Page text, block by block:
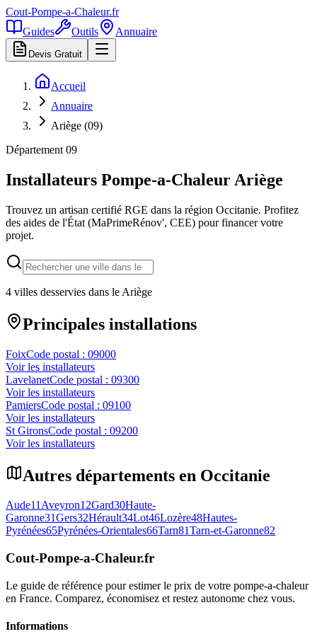
Cout-Pompe-a-Chaleur.fr
Guides
Outils Annuaire
Devis Gratuit
Accueil
Annuaire
Ariège (09)
Département 09
Installateurs Pompe-a-Chaleur Ariège
Trouvez un artisan certifié RGE dans la région Occitanie. Profitez
des aides de l'État (MaPrimeRénov', CEE) pour financer votre
projet.
4 villes desservies dans le Ariège
Principales installations
FoixCode postal : 09000
Voir les installateurs
LavelanetCode postal : 09300
Voir les installateurs
PamiersCode postal : 09100
Voir les installateurs
St GironsCode postal : 09200
Voir les installateurs
Autres départements en Occitanie
Aude11Aveyron12Gard30Haute-
Garonne31Gers32Hérault34Lot46Lozère48Hautes-
Pyrénées65Pyrénées-Orientales66Tarn81Tarn-et-Garonne82
Cout-Pompe-a-Chaleur.fr
Le guide de référence pour estimer le prix de votre pompe-a-chaleur
en France. Comparez, économisez et restez autonome chez vous.
Informations